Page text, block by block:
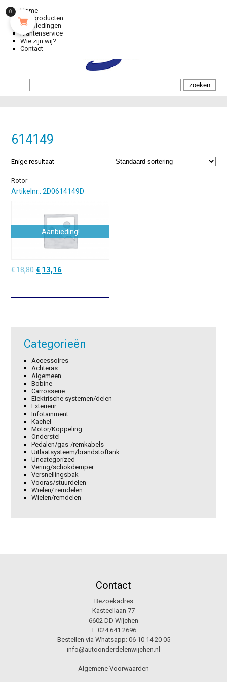
Home
Alle producten
Aanbiedingen
Klantenservice
Wie zijn wij?
Contact
614149
Enige resultaat
Rotor
Artikelnr.: 2D0614149D
Aanbieding!
€18,80Oorspronkelijke
€18,80.
€ 13,16
€13,16.
Categorieën
Accessoires
Achteras
Algemeen
Bobine
Carrosserie
Elektrische systemen/delen
Exterieur
Infotainment
Kachel
Motor/Koppeling
Onderstel
Pedalen/gas-/remkabels
Uitlaatsysteem/brandstoftank
Uncategorized
Vering/schokdemper
Versnellingsbak
Vooras/stuurdelen
Wielen/ remdelen
Wielen/remdelen
Contact
Bezoekadres
Kasteellaan 77
6602 DD Wijchen
T: 024 641 2696
Bestellen via Whatsapp: 06 10 14 20 05
info@autoonderdelenwijchen.nl
Algemene Voorwaarden
0